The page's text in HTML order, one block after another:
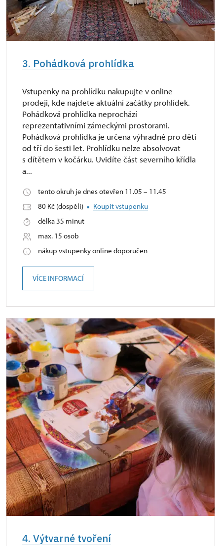
3. Pohádková prohlídka
Vstupenky na prohlídku nakupujte v online
prodeji, kde najdete aktuální začátky prohlídek.
Pohádková prohlídka neprochází
reprezentativními zámeckými prostorami.
Pohádková prohlídka je určena výhradně pro děti
od tří do šesti let. Prohlídku nelze absolvovat
s dítětem v kočárku. Uvidíte část severního křídla
a...
tento okruh je dnes otevřen 11.05 – 11.45
80 Kč (dospělí)
Koupit vstupenku
délka 35 minut
max. 15 osob
nákup vstupenky online doporučen
VÍCE INFORMACÍ
4. Výtvarné tvoření